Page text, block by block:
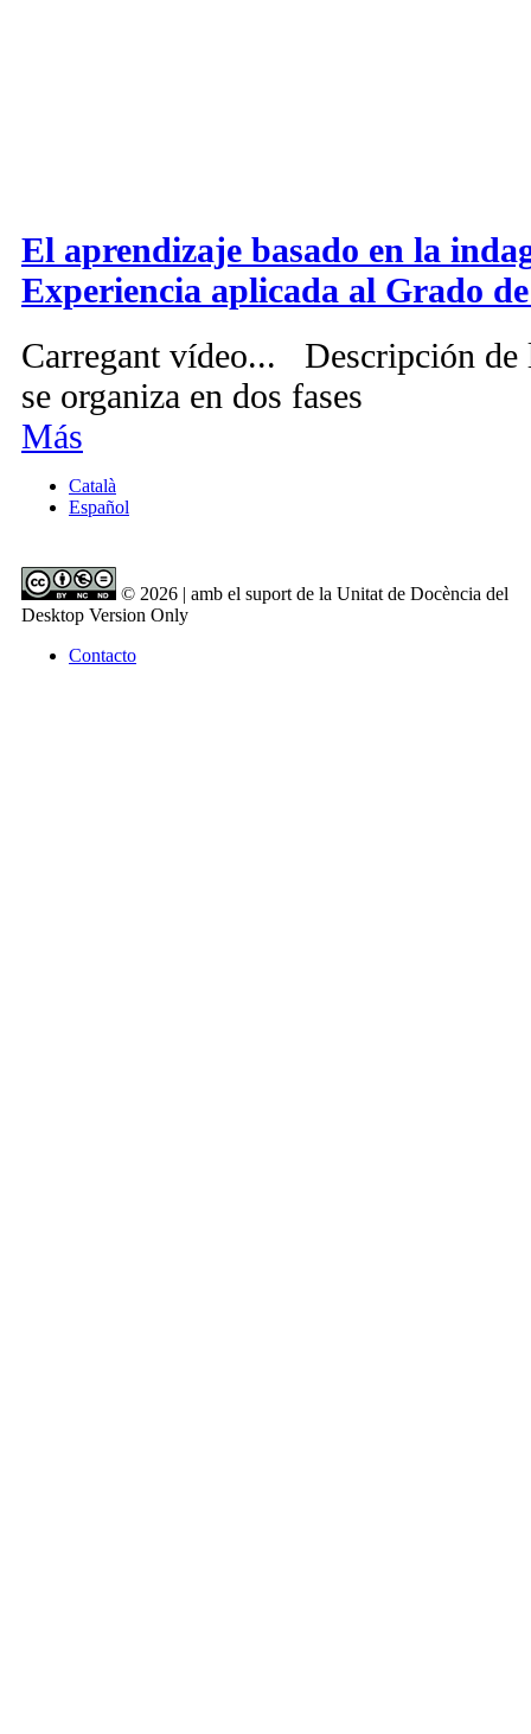
El aprendizaje basado en la
Experiencia aplicada al Grado
Carregant vídeo... Descripción de
se organiza en dos fases
Más
Català
Español
© 2026 | amb el suport de la Unitat de Docència del
Desktop Version Only
Contacto